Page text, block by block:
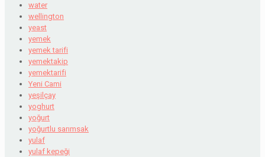
water
wellington
yeast
yemek
yemek tarifi
yemektakip
yemektarifi
Yeni Cami
yeşilçay
yoghurt
yoğurt
yoğurtlu sarımsak
yulaf
yulaf kepeği